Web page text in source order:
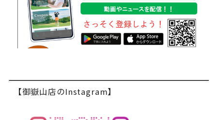
【御嶽山店のInstagram】